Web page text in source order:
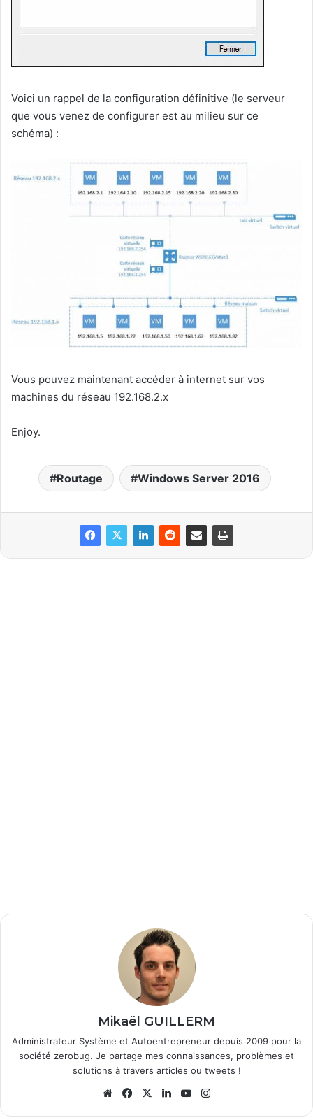
Voici un rappel de la configuration définitive (le serveur
que vous venez de configurer est au milieu sur ce
schéma) :
Vous pouvez maintenant accéder à internet sur vos
machines du réseau 192.168.2.x
Enjoy.
Routage Windows Server 2016
Mikaël GUILLERM
Administrateur Système et Autoentrepreneur depuis 2009 pour la
société zerobug. Je partage mes connaissances, problèmes et
solutions à travers articles ou tweets !
We
Fa
X
Lin
Yo